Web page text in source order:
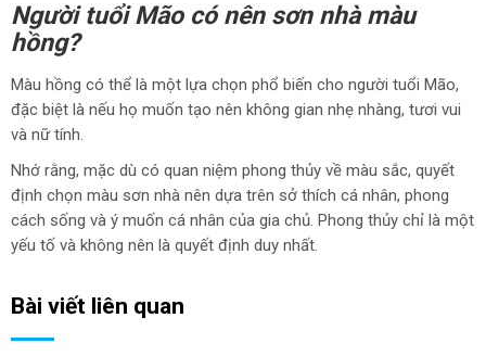
Người tuổi Mão có nên sơn nhà màu
hồng?
Màu hồng có thể là một lựa chọn phổ biến cho người tuổi Mão,
đặc biệt là nếu họ muốn tạo nên không gian nhẹ nhàng, tươi vui
và nữ tính.
Nhớ rằng, mặc dù có quan niệm phong thủy về màu sắc, quyết
định chọn màu sơn nhà nên dựa trên sở thích cá nhân, phong
cách sống và ý muốn cá nhân của gia chủ. Phong thủy chỉ là một
yếu tố và không nên là quyết định duy nhất.
Bài viết liên quan